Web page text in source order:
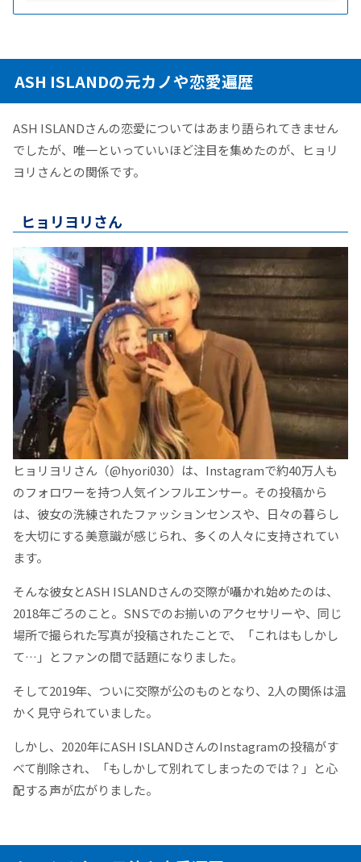
ASH ISLANDの元カノや恋愛遍歴
ASH ISLANDさんの恋愛についてはあまり語られてきません
でしたが、唯一といっていいほど注目を集めたのが、ヒョリ
ヨリさんとの関係です。
ヒョリヨリさん
ヒョリヨリさん（@hyori030）は、Instagramで約40万人も
のフォロワーを持つ人気インフルエンサー。その投稿から
は、彼女の洗練されたファッションセンスや、日々の暮らし
を大切にする美意識が感じられ、多くの人々に支持されてい
ます。
そんな彼女とASH ISLANDさんの交際が囁かれ始めたのは、
2018年ごろのこと。SNSでのお揃いのアクセサリーや、同じ
場所で撮られた写真が投稿されたことで、「これはもしかし
て…」とファンの間で話題になりました。
そして2019年、ついに交際が公のものとなり、2人の関係は温
かく見守られていました。
しかし、2020年にASH ISLANDさんのInstagramの投稿がす
べて削除され、「もしかして別れてしまったのでは？」と心
配する声が広がりました。